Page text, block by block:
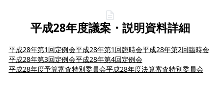
平成28年度議案・説明資料詳細
平成28年第1回定例会平成28年第1回臨時会平成28年第2回臨時会
平成28年第3回定例会平成28年第4回定例会
平成28年度予算審査特別委員会平成28年度決算審査特別委員会